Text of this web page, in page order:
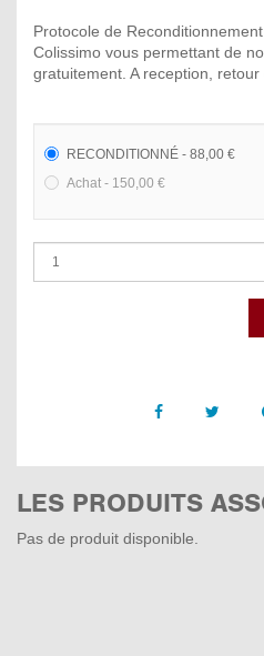
Protocole de
Colissimo vous permettant de
gratuitement. A reception,
RECONDITIONNÉ - 88,00 €
Achat - 150,00 €
Facebook Twitter
LES PRODUITS
Pas de produit disponible.